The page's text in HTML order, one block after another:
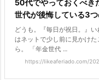
50代でやっておくべき
世代が後悔している3
どうも。『毎日が祝日。』い
はネットで少し前に見かけ
ら。 「年金世代 ...
https://likeaferiado.com/